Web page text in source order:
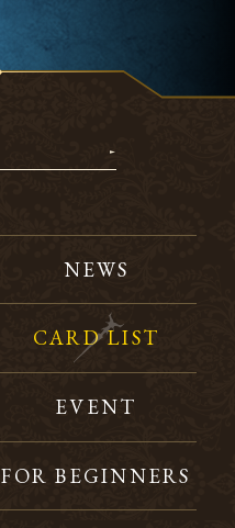
NEWS
CARD LIST
EVENT
FOR BEGINNERS